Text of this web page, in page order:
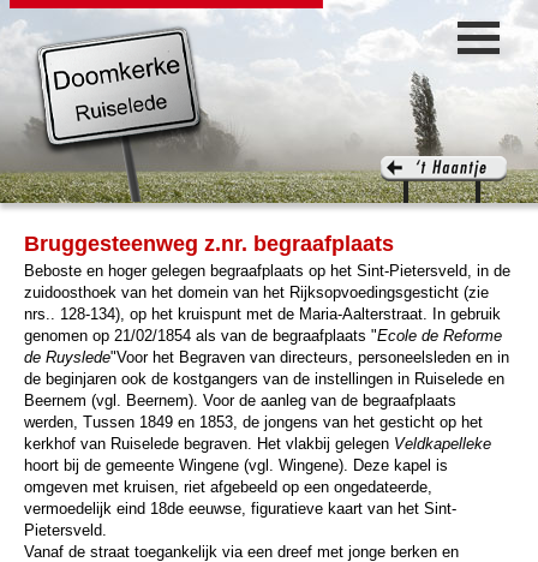
Bruggesteenweg z.nr. begraafplaats
Beboste en hoger gelegen begraafplaats op het Sint-Pietersveld, in de
zuidoosthoek van het domein van het Rijksopvoedingsgesticht (zie
nrs.. 128-134), op het kruispunt met de Maria-Aalterstraat. In gebruik
genomen op 21/02/1854 als van de begraafplaats "Ecole de Reforme
de Ruyslede"Voor het Begraven van directeurs, personeelsleden en in
de beginjaren ook de kostgangers van de instellingen in Ruiselede en
Beernem (vgl. Beernem). Voor de aanleg van de begraafplaats
werden, Tussen 1849 en 1853, de jongens van het gesticht op het
kerkhof van Ruiselede begraven. Het vlakbij gelegen Veldkapelleke
hoort bij de gemeente Wingene (vgl. Wingene). Deze kapel is
omgeven met kruisen, riet afgebeeld op een ongedateerde,
vermoedelijk eind 18de eeuwse, figuratieve kaart van het Sint-
Pietersveld.
Vanaf de straat toegankelijk via een dreef met jonge berken en